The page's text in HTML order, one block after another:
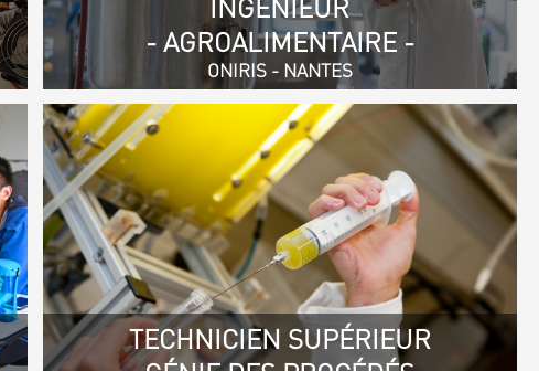
INGÉNIEUR
- AGROALIMENTAIRE -
ONIRIS - NANTES
TECHNICIEN SUPÉRIEUR